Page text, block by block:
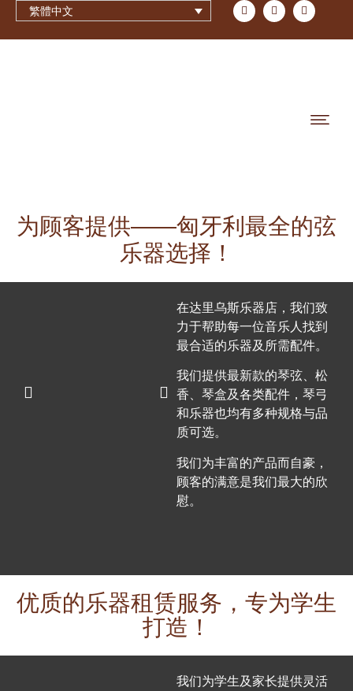
繁體中文
为顾客提供——匈牙利最全的弦
乐器选择！
在达里乌斯乐器店，我们致
力于帮助每一位音乐人找到
最合适的乐器及所需配件。
我们提供最新款的琴弦、松
香、琴盒及各类配件，琴弓
和乐器也均有多种规格与品
质可选。
我们为丰富的产品而自豪，
顾客的满意是我们最大的欣
慰。
优质的乐器租赁服务，专为学生
打造！
我们为学生及家长提供灵活